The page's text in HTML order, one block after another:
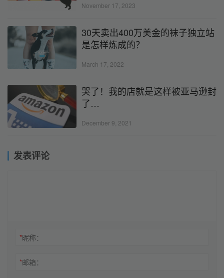
November 17, 2023
30天卖出400万美金的袜子独立站
是怎样炼成的？
March 17, 2022
哭了！我的店就是这样被亚马逊封
了…
December 9, 2021
发表评论
*昵称：
*邮箱：